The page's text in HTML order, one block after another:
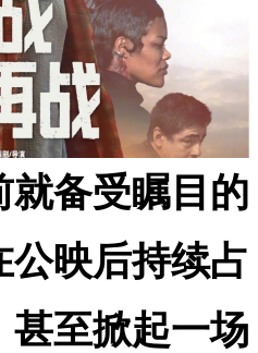
就备受瞩目的
公映后持续占
至掀起一场